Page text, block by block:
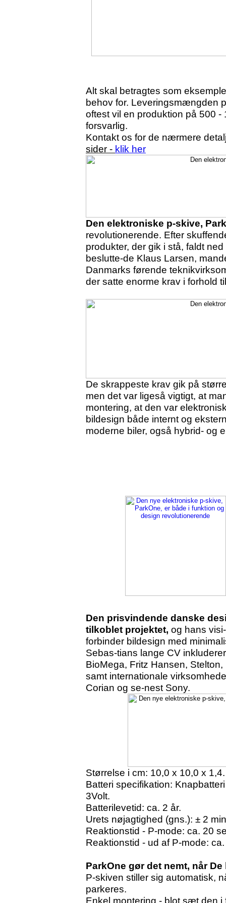
Alt skal betragtes som
behov for. Leveringsmængden
oftest vil en produktion på 500
forsvarlig.
Kontakt os for de nærmere
sider - klik her
Den elektroniske p-skive,
revolutionerende. Efter
produkter, der gik i stå, faldt
beslutte-de Klaus Larsen,
Danmarks førende
der satte enorme krav i forhold
De skrappeste krav gik på
men det var ligeså vigtigt, at
montering, at den var
bildesign både internt og
moderne biler, også hybrid- og
Den prisvindende danske
tilkoblet projektet, og hans
forbinder bildesign med
Sebas-tians lange CV
BioMega, Fritz Hansen,
samt internationale
Corian og se-nest Sony.
Størrelse i cm: 10,0 x 10,0 x 1,4.
Batteri specifikation:
3Volt.
Batterilevetid: ca. 2 år.
Urets nøjagtighed (gns.): ± 2
Reaktionstid - P-mode: ca. 20
Reaktionstid - ud af P-mode:
ParkOne gør det nemt, når
P-skiven stiller sig automatisk,
parkeres.
Enkel montering - blot sæt den i